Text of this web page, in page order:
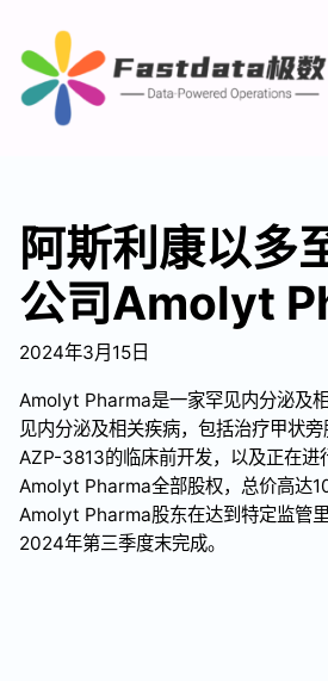
阿斯利康以多
公司Amolyt
2024年3月15日
Amolyt Pharma是一家罕见内分泌及
见内分泌及相关疾病，包括治疗甲状
AZP-3813的临床前开发，以及正在
Amolyt Pharma全部股权，总价高达
Amolyt Pharma股东在达到特定监管
2024年第三季度末完成。